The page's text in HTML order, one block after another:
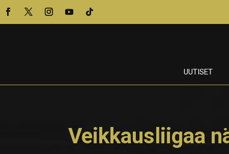
UUTISET
Veikkausliigaa